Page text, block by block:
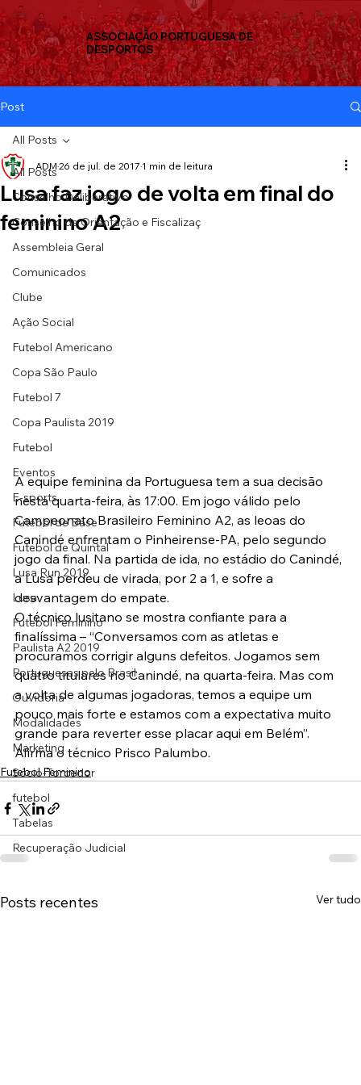
ASSOCIAÇÃO PORTUGUESA DE
DESPORTOS
Post
All Posts
Conselho Deliberativo
Conselho de Orientação e Fiscalizaç
Assembleia Geral
Comunicados
Clube
Ação Social
Futebol Americano
Copa São Paulo
Futebol 7
Copa Paulista 2019
Futebol
Eventos
E-sports
Futebol de Base
Futebol de Quintal
Lusa Run 2019
Lusa
Futebol Feminino
Paulista A2 2019
Portuguesas pelo Brasil
Ouvidoria
Modalidades
Marketing
Sócio-Torcedor
futebol
Tabelas
Recuperação Judicial
All Posts
Lusa faz jogo de volta em final do
feminino A2
ADM 26 de jul. de 2017 1 min de leitura
A equipe feminina da Portuguesa tem a sua decisão
nesta quarta-feira, às 17:00. Em jogo válido pelo
Campeonato Brasileiro Feminino A2, as leoas do
Canindé enfrentam o Pinheirense-PA, pelo segundo
jogo da final. Na partida de ida, no estádio do Canindé,
a Lusa perdeu de virada, por 2 a 1, e sofre a
desvantagem do empate.
O técnico lusitano se mostra confiante para a
finalíssima – “Conversamos com as atletas e
procuramos corrigir alguns defeitos. Jogamos sem
quatro titulares no Canindé, na quarta-feira. Mas com
a volta de algumas jogadoras, temos a equipe um
pouco mais forte e estamos com a expectativa muito
grande para reverter esse placar aqui em Belém”.
Afirma o técnico Prisco Palumbo.
Futebol Feminino
Posts recentes Ver tudo